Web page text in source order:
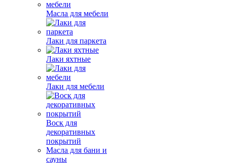
Масла для мебели
Лаки для паркета
Лаки яхтные
Лаки для мебели
Воск для
декоративных
покрытий
Масла для бани и
сауны